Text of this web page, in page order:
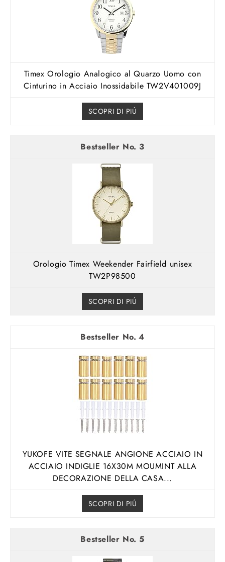
Timex Orologio Analogico al Quarzo Uomo con
Cinturino in Acciaio Inossidabile TW2V401009J
SCOPRI DI PIÚ
3
Orologio Timex Weekender Fairfield unisex
TW2P98500
SCOPRI DI PIÚ
4
YUKOFE VITE SEGNALE ANGIONE ACCIAIO IN
ACCIAIO INDIGLIE 16X30M MOUMINT ALLA
DECORAZIONE DELLA CASA...
SCOPRI DI PIÚ
5